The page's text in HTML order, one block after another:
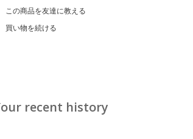
この商品を友達に教える
買い物を続ける
recent history